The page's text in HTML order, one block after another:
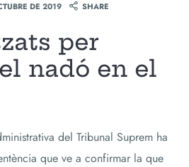
DE 2019 SHARE
per
nadó en el
del Tribunal Suprem ha
que ve a confirmar la que